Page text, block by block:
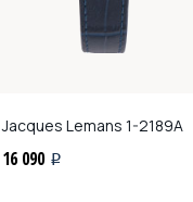
Jacques Lemans 1-2189A
16 090 i